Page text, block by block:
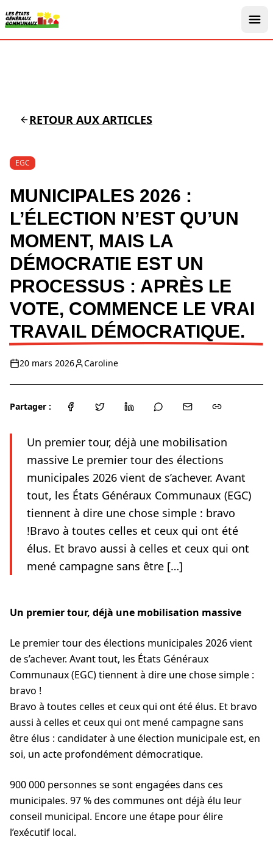
RETOUR AUX ARTICLES
EGC
MUNICIPALES 2026 :
L’ÉLECTION N’EST QU’UN
MOMENT, MAIS LA
DÉMOCRATIE EST UN
PROCESSUS : APRÈS LE
VOTE, COMMENCE LE VRAI
TRAVAIL DÉMOCRATIQUE.
20 mars 2026 Caroline
Partager :
Un premier tour, déjà une mobilisation
massive Le premier tour des élections
municipales 2026 vient de s’achever. Avant
tout, les États Généraux Communaux (EGC)
tiennent à dire une chose simple : bravo
!Bravo à toutes celles et ceux qui ont été
élus. Et bravo aussi à celles et ceux qui ont
mené campagne sans être […]
Un premier tour, déjà une mobilisation massive
Le premier tour des élections municipales 2026 vient
de s’achever. Avant tout, les États Généraux
Communaux (EGC) tiennent à dire une chose simple :
bravo !
Bravo à toutes celles et ceux qui ont été élus. Et bravo
aussi à celles et ceux qui ont mené campagne sans
être élus : candidater à une élection municipale est, en
soi, un acte profondément démocratique.
900 000 personnes se sont engagées dans ces
municipales. 97 % des communes ont déjà élu leur
conseil municipal. Encore une étape pour élire
l’exécutif local.